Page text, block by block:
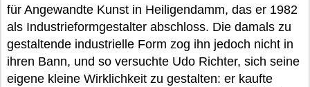
für Angewandte Kunst in Heiligendamm, das er 1982
als Industrieformgestalter abschloss. Die damals zu
gestaltende industrielle Form zog ihn jedoch nicht in
ihren Bann, und so versuchte Udo Richter, sich seine
eigene kleine Wirklichkeit zu gestalten: er kaufte